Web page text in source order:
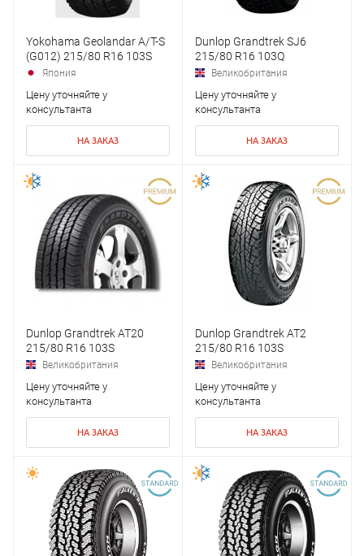
Yokohama Geolandar A/T-S
(G012) 215/80 R16 103S
Япония
Цену уточняйте у
консультанта
НА ЗАКАЗ
Dunlop Grandtrek SJ6
215/80 R16 103Q
Великобритания
Цену уточняйте у
консультанта
НА ЗАКАЗ
Dunlop Grandtrek AT20
215/80 R16 103S
Великобритания
Цену уточняйте у
консультанта
НА ЗАКАЗ
Dunlop Grandtrek AT2
215/80 R16 103S
Великобритания
Цену уточняйте у
консультанта
НА ЗАКАЗ